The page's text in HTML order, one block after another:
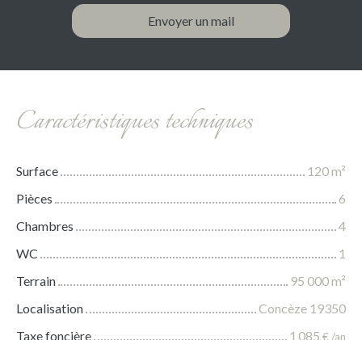
Envoyer un mail
Caractéristiques techniques
Surface 120m²
Pièces
6
Chambres
4
WC
1
Terrain
95 000m²
Localisation
Concèze 19350
Taxe foncière
1 085 € /an